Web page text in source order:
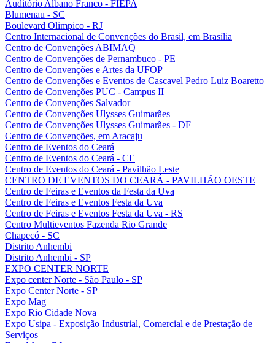
Auditório Albano Franco - FIEPA
Blumenau - SC
Boulevard Olimpico - RJ
Centro Internacional de Convenções do Brasil, em Brasília
Centro de Convenções ABIMAQ
Centro de Convenções de Pernambuco - PE
Centro de Convenções e Artes da UFOP
Centro de Convenções e Eventos de Cascavel Pedro Luiz Boaretto
Centro de Convenções PUC - Campus II
Centro de Convenções Salvador
Centro de Convenções Ulysses Guimarães
Centro de Convenções Ulysses Guimarães - DF
Centro de Convenções, em Aracaju
Centro de Eventos do Ceará
Centro de Eventos do Ceará - CE
Centro de Eventos do Ceará - Pavilhão Leste
CENTRO DE EVENTOS DO CEARÁ - PAVILHÃO OESTE
Centro de Feiras e Eventos da Festa da Uva
Centro de Feiras e Eventos Festa da Uva
Centro de Feiras e Eventos Festa da Uva - RS
Centro Multieventos Fazenda Rio Grande
Chapecó - SC
Distrito Anhembi
Distrito Anhembi - SP
EXPO CENTER NORTE
Expo center Norte - São Paulo - SP
Expo Center Norte - SP
Expo Mag
Expo Rio Cidade Nova
Expo Usipa - Exposição Industrial, Comercial e de Prestação de
Serviços